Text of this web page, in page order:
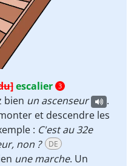
escalier
3
bien un ascenseur
.
et descendre les
: C'est au 32e
non ?
DE
une marche. Un